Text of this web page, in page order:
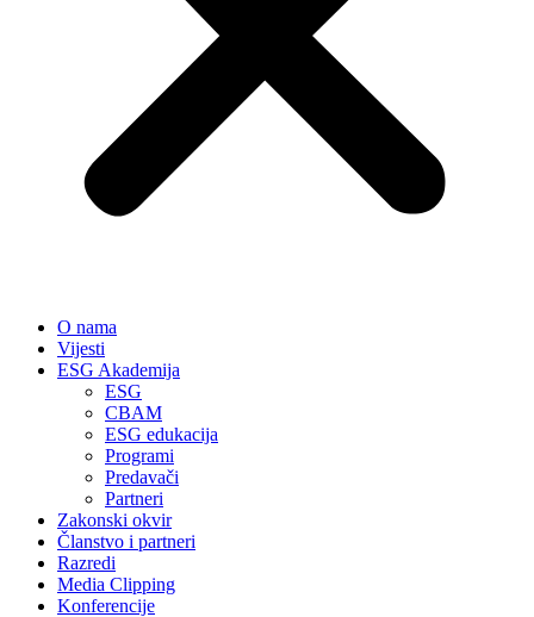
O nama
Vijesti
ESG Akademija
ESG
CBAM
ESG edukacija
Programi
Predavači
Partneri
Zakonski okvir
Članstvo i partneri
Razredi
Media Clipping
Konferencije